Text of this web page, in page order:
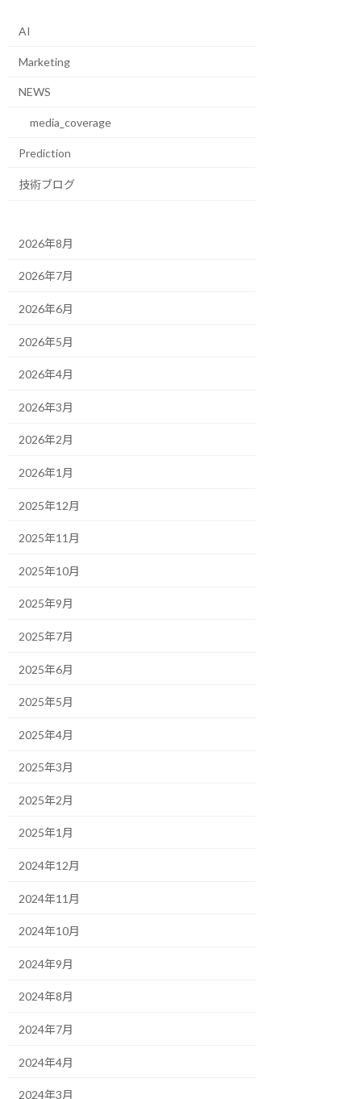
AI
Marketing
NEWS
media_coverage
Prediction
技術ブログ
2026年8月
2026年7月
2026年6月
2026年5月
2026年4月
2026年3月
2026年2月
2026年1月
2025年12月
2025年11月
2025年10月
2025年9月
2025年7月
2025年6月
2025年5月
2025年4月
2025年3月
2025年2月
2025年1月
2024年12月
2024年11月
2024年10月
2024年9月
2024年8月
2024年7月
2024年4月
2024年3月